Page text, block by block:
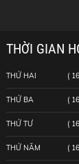
THỜI GIAN
THỨ HAI (
THỨ BA (
THỨ TƯ (
THỨ NĂM (